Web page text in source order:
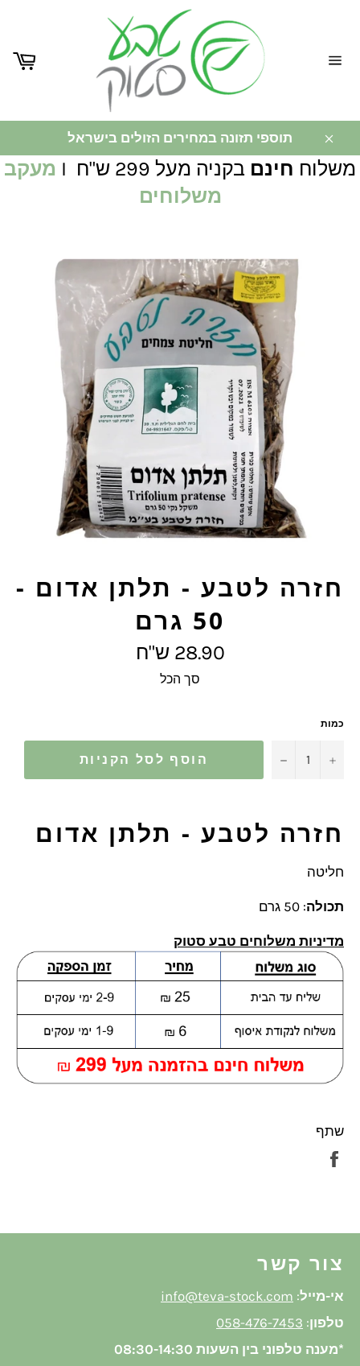
תוספי תזונה במחירים הזולים בישראל
משלוח חינם בקניה מעל 299 ש"ח I
מעקב
משלוחים
חזרה לטבע - תלתן אדום -
50 גרם
מחיר
מלא
28.90 ש"ח
סך הכל
כמות
− + הוסף לסל הקניות
חזרה לטבע - תלתן אדום
חליטה
תכולה: 50 גרם
מדיניות משלוחים טבע סטוק
שתף
צור קשר
אי-מייל:
info@teva-stock.com
טלפון:
058-476-7453
*מענה טלפוני בין השעות 08:30-14:30